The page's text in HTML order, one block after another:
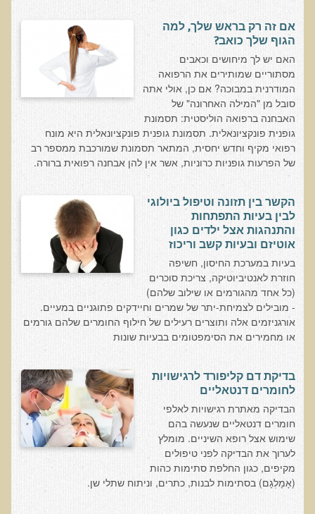
כיצד לחיות חיים ארוכים ובריאים
המזון – תרופה או מניעה
טיפול בהפרעות קשב וריכוז, אוטיזם
טיהור רעלים בראי הרפואה הפונקציונאלית
בריאות המוח
תנועת המזון הבריא בשוליים
סרטן ובדיקת ה-AMAS
חיסונים ונושאים נוספים
הרצאה בנושא ניקוי רעלים
טבעונות במשפחה
הגיל והתרגיל
האמת על החלבונים
מהי רפואה פונקציונאלית
מיתוס הדיאטה
הרפואה הפונקציונאלית מול הרפואה הממסדית
בדיקות מעבדה לרגישות לגלוטן
איך ומדוע נוצרו נגעי העור שלנו?
קליניקות עור להסרת נגעי עור
פאנל עימות בין מומחים - מזון מהחי כן או לא?
טעויות, שגיאות ומיתוסים בתנועת הרו-פוד
אם זה רק בראש שלך, למה
הגוף שלך כואב?
האם יש לך מיחושים וכאבים
מסתוריים שמותירים את הרפואה
המודרנית במבוכה? אם כן, אולי אתה
סובל מן "המילה האחרונה" של
האבחנה ברפואה הוליסטית: תסמונת
גופנית פונקציונאלית. תסמונת גופנית פונקציונאלית היא מונח
רפואי מקיף וחדש יחסית, המתאר תסמונת שמורכבת ממספר רב
של הפרעות גופניות כרוניות, אשר אין להן אבחנה רפואית ברורה.
הקשר בין תזונה וטיפול ביולוגי
לבין בעיות התפתחות
והתנהגות אצל ילדים כגון
אוטיזם ובעיות קשב וריכוז
בעיות במערכת החיסון, חשיפה
חוזרת לאנטיביוטיקה, צריכת סוכרים
(כל אחד מהגורמים או שילוב שלהם)
- מובילים לצמיחת-יתר של שמרים וחיידקים פתוגניים במעיים.
אורגניזמים אלה ותוצרים רעילים של חילוף החומרים שלהם גורמים
או מחמירים את הסימפטומים בבעיות שונות
בדיקת דם קליפורד לרגישויות
לחומרים דנטאליים
הבדיקה מאתרת רגישויות לאלפי
חומרים דנטאליים שנעשה בהם
שימוש אצל רופא השיניים. מומלץ
לערוך את הבדיקה לפני טיפולים
מקיפים, כגון החלפת סתימות כהות
(אָמָלְגָם) בסתימות לבנות, כתרים, וניתוח שתלי שן.